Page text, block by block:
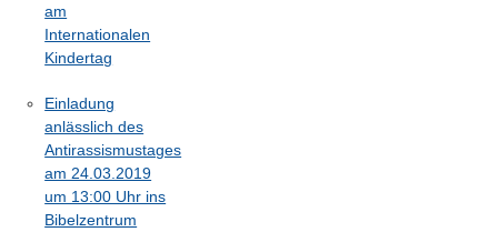
am
Internationalen
Kindertag
Einladung
anlässlich des
Antirassismustages
am 24.03.2019
um 13:00 Uhr ins
Bibelzentrum